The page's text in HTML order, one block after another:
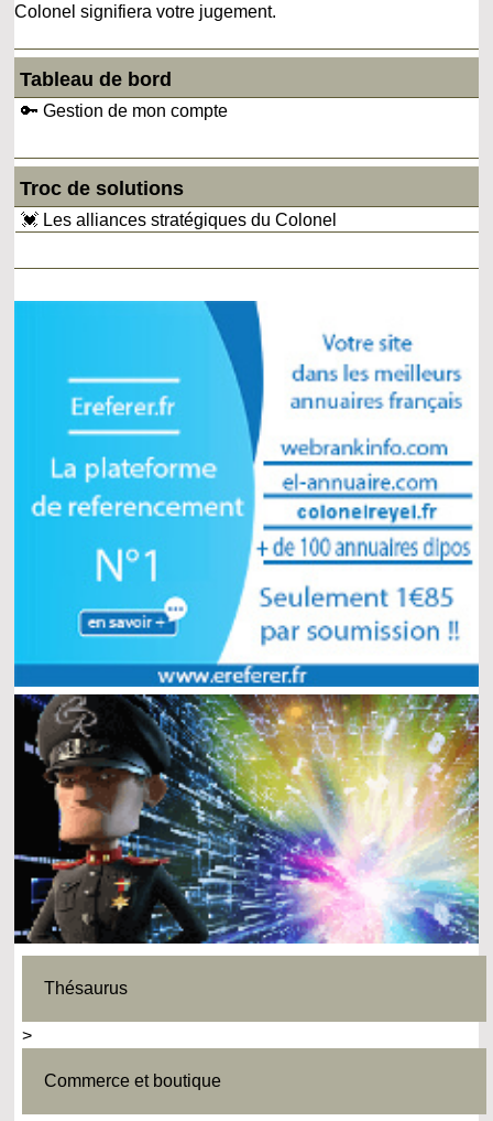
Colonel signifiera votre jugement.
Tableau de bord
🔑 Gestion de mon compte
Troc de solutions
💓 Les alliances stratégiques du Colonel
Thésaurus
>
Commerce et boutique